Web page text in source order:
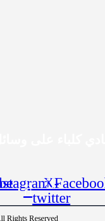
X-
twitter
Reserved.